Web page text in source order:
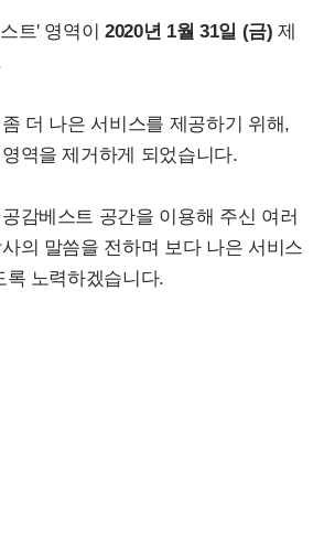
트' 영역이2020년 1월 31일 (금) 제
더 나은 서비스를 제공하기 위해,
역을 제거하게 되었습니다.
감베스트 공간을 이용해 주신 여러
의 말씀을 전하며 보다 나은 서비스
록 노력하겠습니다.